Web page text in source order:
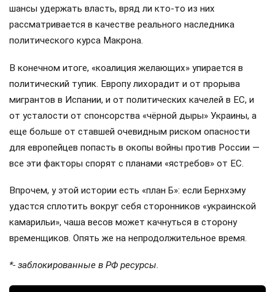
шансы удержать власть, вряд ли кто-то из них
рассматривается в качестве реального наследника
политического курса Макрона.
В конечном итоге, «коалиция желающих» упирается в
политический тупик. Европу лихорадит и от прорыва
мигрантов в Испании, и от политических качелей в ЕС, и
от усталости от спонсорства «чёрной дыры» Украины, а
еще больше от ставшей очевидным риском опасности
для европейцев попасть в окопы войны против России —
все эти факторы спорят с планами «ястребов» от ЕС.
Впрочем, у этой истории есть «план Б»: если Бернхэму
удастся сплотить вокруг себя сторонников «украинской
камарильи», чаша весов может качнуться в сторону
временщиков. Опять же на непродолжительное время.
*- заблокированные в РФ ресурсы.